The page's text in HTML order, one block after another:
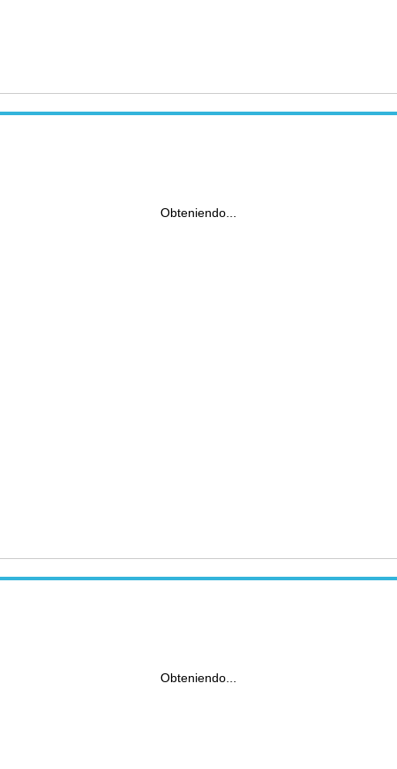
Obteniendo...
Obteniendo...